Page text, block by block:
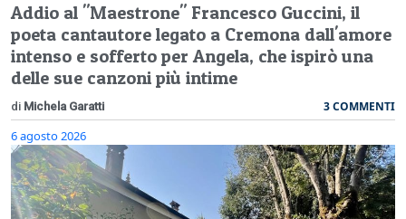
Addio al "Maestrone" Francesco Guccini, il
poeta cantautore legato a Cremona dall'amore
intenso e sofferto per Angela, che ispirò una
delle sue canzoni più intime
di Michela Garatti 3 COMMENTI
6 agosto 2026